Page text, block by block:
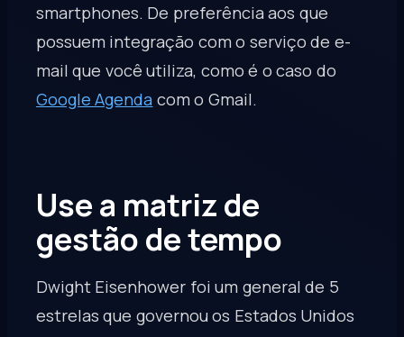
smartphones. De preferência aos que
possuem integração com o serviço de e-
mail que você utiliza, como é o caso do
Google Agenda com o Gmail.
Use a matriz de
gestão de tempo
Dwight Eisenhower foi um general de 5
estrelas que governou os Estados Unidos